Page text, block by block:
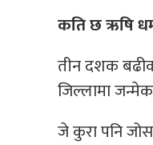
कति छ ऋषि
तीन दशक
जिल्लामा
जे कुरा पनि